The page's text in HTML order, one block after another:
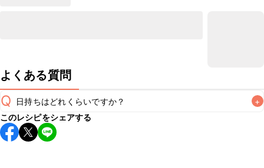
よくある質問
Q 日持ちはどれくらいですか？ +
保存期間は冷蔵で当日中が目安です。なるべくお早めにお召
し上がりください。
このレシピをシェアする